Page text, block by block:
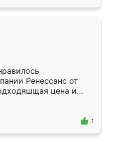
Ренессанс от
цена и
Приехавший
Владислав
самый
1